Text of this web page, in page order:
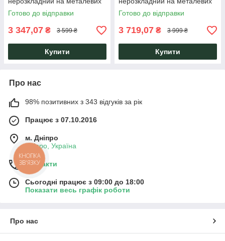
ніжках для кухні та їдальні
Готово до відправки
3 347,07 ₴ 3 599 ₴
Купити
ніжках для кухні
Готово до відправки
3 719,07 ₴ 3 999 ₴
Купити
Про нас
98% позитивних з 343 відгуків за рік
Працює з 07.10.2016
м. Дніпро
Дніпро, Україна
Контакти
Сьогодні працює з 09:00 до 18:00
Показати весь графік роботи
Про нас
КНОПКА
ЗВ'ЯЗКУ